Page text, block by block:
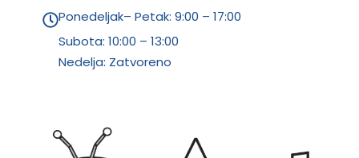
Ponedeljak– Petak: 9:00 – 17:00
Subota: 10:00 – 13:00
Nedelja: Zatvoreno